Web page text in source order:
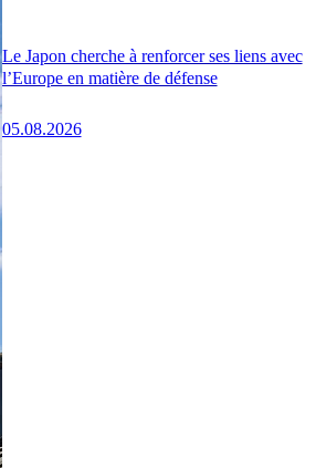
Le Japon cherche à renforcer ses liens avec
l’Europe en matière de défense
05.08.2026